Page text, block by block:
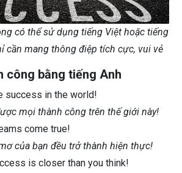
có thể sử dụng tiếng Việt hoặc tiếng
cần mang thông điệp tích cực, vui vẻ
công bằng tiếng Anh
success in the world!
mọi thành công trên thế giới này!
come true!
của bạn đều trở thành hiện thực!
is closer than you think!